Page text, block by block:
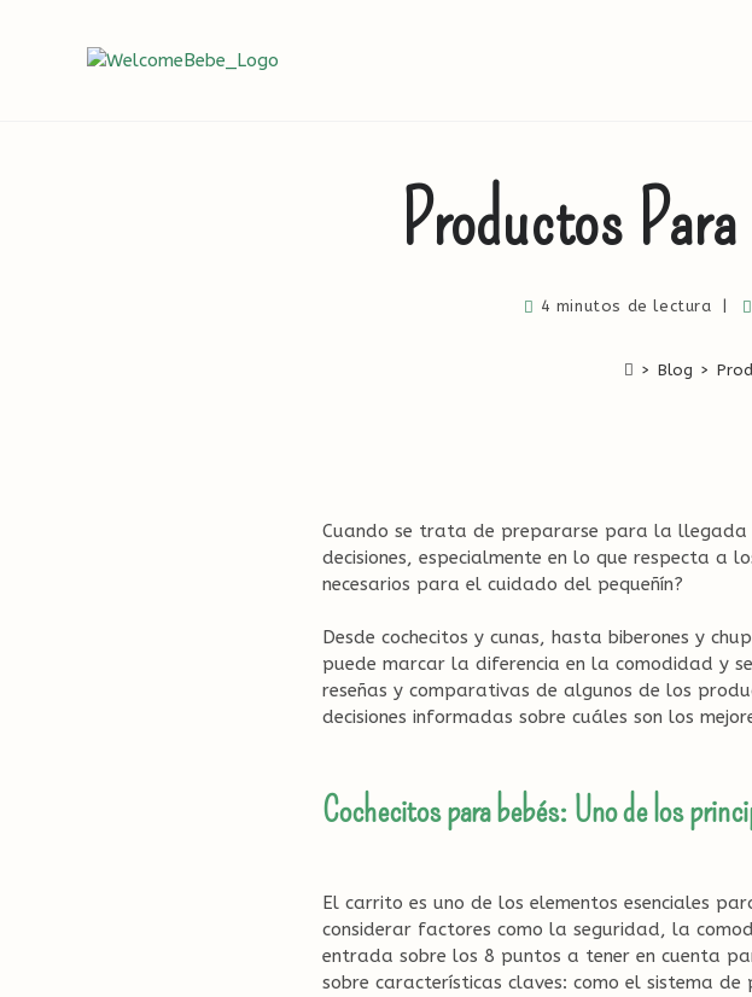
Productos
4 minutos de lectura
> Blog >
Cuando se trata de prepararse para la llegada
decisiones, especialmente en lo que respecta a
necesarios para el cuidado del pequeñín?
Desde cochecitos y cunas, hasta biberones y
puede marcar la diferencia en la comodidad y
reseñas y comparativas de algunos de los
decisiones informadas sobre cuáles son los
Cochecitos para bebés: Uno de los
El carrito es uno de los elementos esenciales
considerar factores como la seguridad, la
entrada sobre los 8 puntos a tener en cuenta
sobre características claves: como el sistema